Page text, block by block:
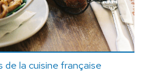
la cuisine française